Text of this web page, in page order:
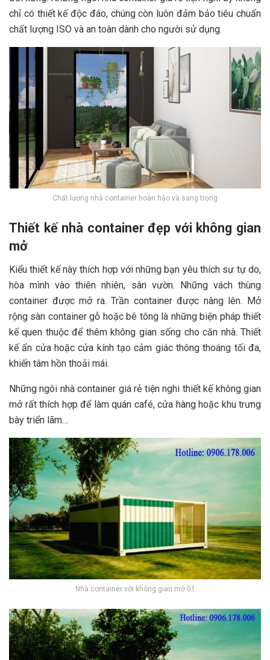
chỉ có thiết kế độc đáo, chúng còn luôn đảm bảo tiêu chuẩn
chất lượng ISO và an toàn dành cho người sử dụng.
Chất lượng nhà container hoàn hảo và sang trọng
Thiết kế nhà container đẹp với không gian
mở
Kiểu thiết kế này thích hợp với những bạn yêu thích sự tự do,
hòa mình vào thiên nhiên, sân vườn. Những vách thùng
container được mở ra. Trần container được nâng lên. Mở
rộng sàn container gỗ hoặc bê tông là những biện pháp thiết
kế quen thuộc để thêm không gian sống cho căn nhà. Thiết
kế ẩn cửa hoặc cửa kính tạo cảm giác thông thoáng tối đa,
khiến tâm hồn thoải mái.
Những ngôi nhà container giá rẻ tiện nghi thiết kế không gian
mở rất thích hợp để làm quán café, cửa hàng hoặc khu trưng
bày triển lãm…
Nhà container với không gian mở 01